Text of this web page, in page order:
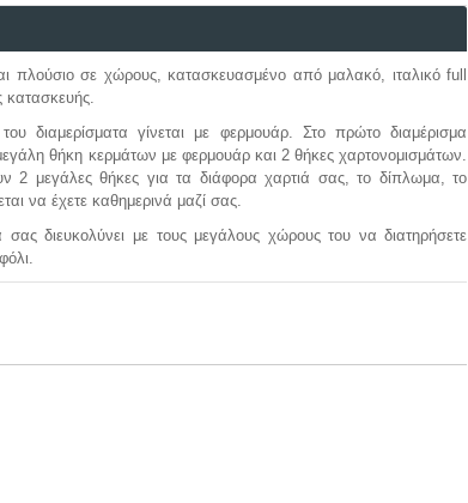
πλούσιο σε χώρους, κατασκευασμένο από μαλακό, ιταλικό full
κατασκευής.
διαμερίσματα γίνεται με φερμουάρ. Στο πρώτο διαμέρισμα
θήκη κερμάτων με φερμουάρ και 2 θήκες χαρτονομισμάτων.
2 μεγάλες θήκες για τα διάφορα χαρτιά σας, το δίπλωμα, το
να έχετε καθημερινά μαζί σας.
διευκολύνει με τους μεγάλους χώρους του να διατηρήσετε